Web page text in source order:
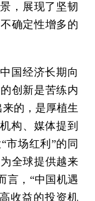
，展现了坚韧
确定性增多的
国经济长期向
创新是苦练内
来的，是厚植生
构、媒体提到
市场红利”的同
全球提供越来
言，“中国机遇
收益的投资机